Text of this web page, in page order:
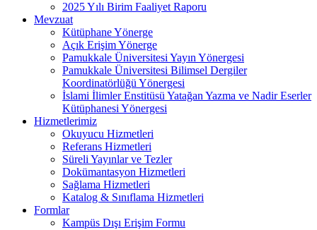
2025 Yılı Birim Faaliyet Raporu
Mevzuat
Kütüphane Yönerge
Açık Erişim Yönerge
Pamukkale Üniversitesi Yayın Yönergesi
Pamukkale Üniversitesi Bilimsel Dergiler
Koordinatörlüğü Yönergesi
İslami İlimler Enstitüsü Yatağan Yazma ve Nadir Eserler
Kütüphanesi Yönergesi
Hizmetlerimiz
Okuyucu Hizmetleri
Referans Hizmetleri
Süreli Yayınlar ve Tezler
Dokümantasyon Hizmetleri
Sağlama Hizmetleri
Katalog & Sınıflama Hizmetleri
Formlar
Kampüs Dışı Erişim Formu